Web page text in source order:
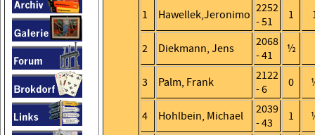
1 Hawellek,Jeronimo 2252
- 51
1
2 Diekmann, Jens
2068
- 41
½
3 Palm, Frank
2122
- 6
0
4 Hohlbein, Michael
2039
- 43
1